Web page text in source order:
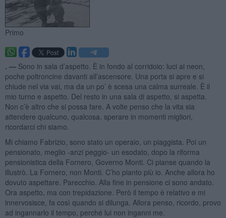
Primo
. — Sono in sala d’aspetto. È in fondo al corridoio: luci al neon,
poche poltroncine davanti all’ascensore. Una porta si apre e si
chiude nel via vai, ma da un po’ è scesa una calma surreale. È il
mio turno e aspetto. Del resto in una sala di aspetto, si aspetta.
Non c’è altro che si possa fare. A volte penso che la vita sia
attendere qualcuno, qualcosa, sperare in momenti migliori,
ricordarci chi siamo.
Mi chiamo Fabrizio, sono stato un operaio, un piaggista. Poi un
pensionato, meglio -anzi peggio- un esodato, dopo la riforma
pensionistica della Fornero, Governo Monti. Ci pianse quando la
illustrò. La Fornero, non Monti. C’ho pianto più io. Anche allora ho
dovuto aspettare. Parecchio. Alla fine in pensione ci sono andato.
Ora aspetto, ma con trepidazione. Però il tempo è relativo e mi
innervosisce, fa così quando si dilunga. Allora penso, ricordo, provo
ad ingannarlo il tempo, perché lui non inganni me.